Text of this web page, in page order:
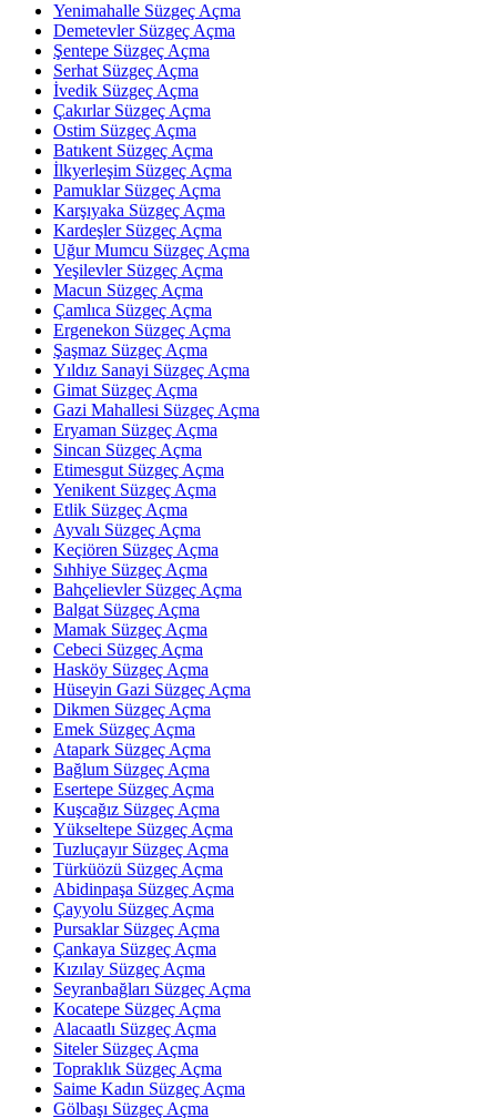
Yenimahalle Süzgeç Açma
Demetevler Süzgeç Açma
Şentepe Süzgeç Açma
Serhat Süzgeç Açma
İvedik Süzgeç Açma
Çakırlar Süzgeç Açma
Ostim Süzgeç Açma
Batıkent Süzgeç Açma
İlkyerleşim Süzgeç Açma
Pamuklar Süzgeç Açma
Karşıyaka Süzgeç Açma
Kardeşler Süzgeç Açma
Uğur Mumcu Süzgeç Açma
Yeşilevler Süzgeç Açma
Macun Süzgeç Açma
Çamlıca Süzgeç Açma
Ergenekon Süzgeç Açma
Şaşmaz Süzgeç Açma
Yıldız Sanayi Süzgeç Açma
Gimat Süzgeç Açma
Gazi Mahallesi Süzgeç Açma
Eryaman Süzgeç Açma
Sincan Süzgeç Açma
Etimesgut Süzgeç Açma
Yenikent Süzgeç Açma
Etlik Süzgeç Açma
Ayvalı Süzgeç Açma
Keçiören Süzgeç Açma
Sıhhiye Süzgeç Açma
Bahçelievler Süzgeç Açma
Balgat Süzgeç Açma
Mamak Süzgeç Açma
Cebeci Süzgeç Açma
Hasköy Süzgeç Açma
Hüseyin Gazi Süzgeç Açma
Dikmen Süzgeç Açma
Emek Süzgeç Açma
Atapark Süzgeç Açma
Bağlum Süzgeç Açma
Esertepe Süzgeç Açma
Kuşcağız Süzgeç Açma
Yükseltepe Süzgeç Açma
Tuzluçayır Süzgeç Açma
Türküözü Süzgeç Açma
Abidinpaşa Süzgeç Açma
Çayyolu Süzgeç Açma
Pursaklar Süzgeç Açma
Çankaya Süzgeç Açma
Kızılay Süzgeç Açma
Seyranbağları Süzgeç Açma
Kocatepe Süzgeç Açma
Alacaatlı Süzgeç Açma
Siteler Süzgeç Açma
Topraklık Süzgeç Açma
Saime Kadın Süzgeç Açma
Gölbaşı Süzgeç Açma